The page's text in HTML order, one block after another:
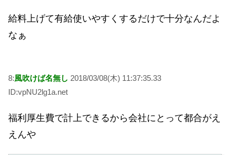
給料上げて有給使いやすくするだけで十分なんだよ
なぁ
8:風吹けば名無し 2018/03/08(木) 11:37:35.33
ID:vpNU2lg1a.net
福利厚生費で計上できるから会社にとって都合がえ
えんや